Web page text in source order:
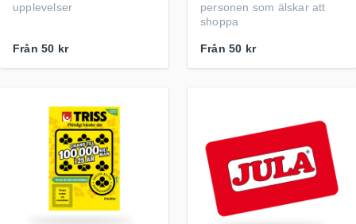
upplevelser
Från 50 kr
personen som älskar att
shoppa
Från 50 kr